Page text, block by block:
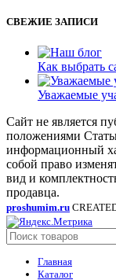
СВЕЖИЕ ЗАПИСИ
Как выбрать
Уважаемые
Сайт не является
положениями
информационный
собой право
вид и
продавца.
proshumim.ru
Главная
Каталог